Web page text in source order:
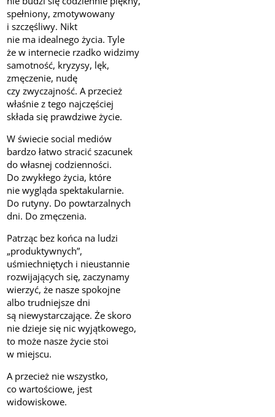
spełniony, zmotywowany
i szczęśliwy. Nikt
nie ma idealnego życia. Tyle
że w internecie rzadko widzimy
samotność, kryzysy, lęk,
zmęczenie, nudę
czy zwyczajność. A przecież
właśnie z tego najczęściej
składa się prawdziwe życie.
W świecie social mediów
bardzo łatwo stracić szacunek
do własnej codzienności.
Do zwykłego życia, które
nie wygląda spektakularnie.
Do rutyny. Do powtarzalnych
dni. Do zmęczenia.
Patrząc bez końca na ludzi
„produktywnych”,
uśmiechniętych i nieustannie
rozwijających się, zaczynamy
wierzyć, że nasze spokojne
albo trudniejsze dni
są niewystarczające. Że skoro
nie dzieje się nic wyjątkowego,
to może nasze życie stoi
w miejscu.
A przecież nie wszystko,
co wartościowe, jest
widowiskowe.